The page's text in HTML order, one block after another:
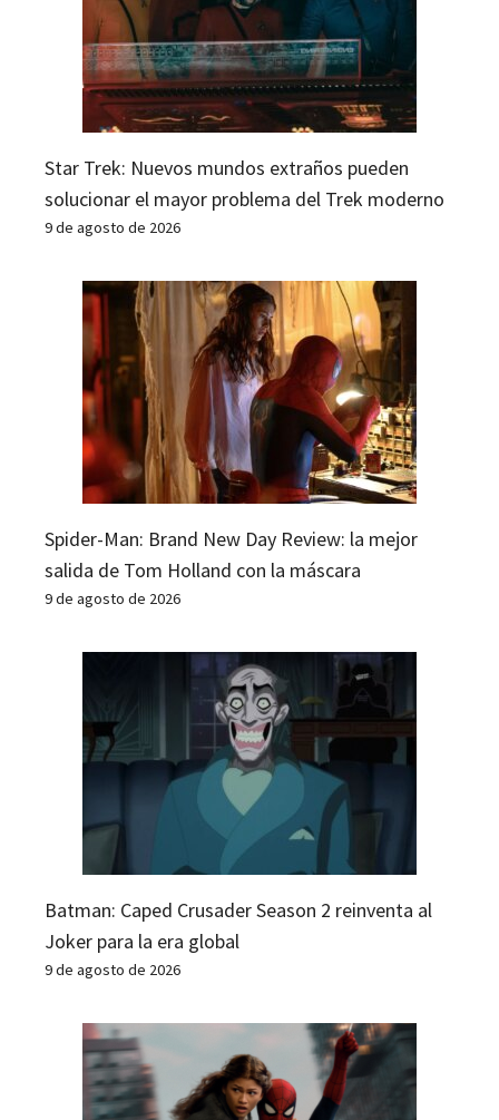
Star Trek: Nuevos mundos extraños pueden
solucionar el mayor problema del Trek moderno
9 de agosto de 2026
Spider-Man: Brand New Day Review: la mejor
salida de Tom Holland con la máscara
9 de agosto de 2026
Batman: Caped Crusader Season 2 reinventa al
Joker para la era global
9 de agosto de 2026